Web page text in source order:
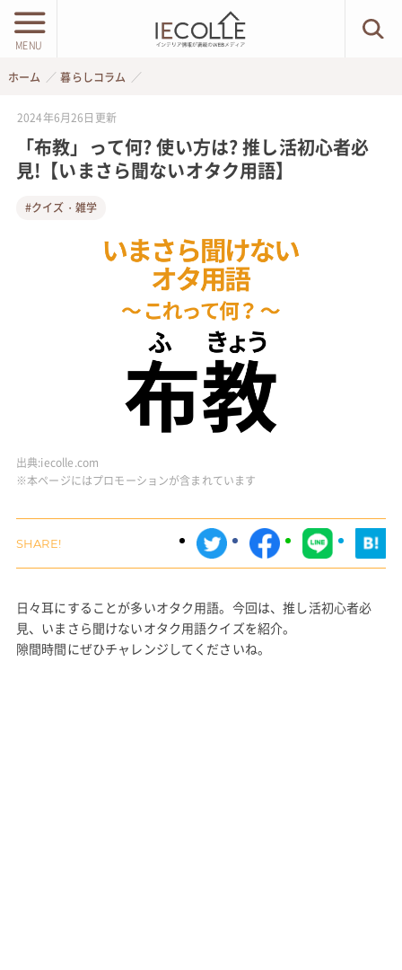
MENU
ホーム 暮らしコラム
2024年6月26日 更新
「布教」って何? 使い方は? 推し活初心者必
見!【いまさら聞ないオタク用語】
#クイズ・雑学
出典:iecolle.com
※本ページにはプロモーションが含まれています
日々耳にすることが多いオタク用語。今回は、推し活初心者必
見、いまさら聞けないオタク用語クイズを紹介。
隙間時間にぜひチャレンジしてくださいね。